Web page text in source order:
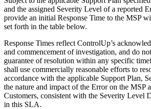
and the assigned Severity Level of a reported
provide an initial Response Time to the MSP
set forth in the table below.
Response Times reflect ControlUp’s
and commencement of investigation, and do
guarantee of resolution within any specific
shall use commercially reasonable efforts to
accordance with the applicable Support Plan,
the nature and impact of the Error on the MSP
Customers, consistent with the Severity Level
in this SLA.